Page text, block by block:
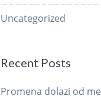
Uncategorized
Recent Posts
Promena dolazi od